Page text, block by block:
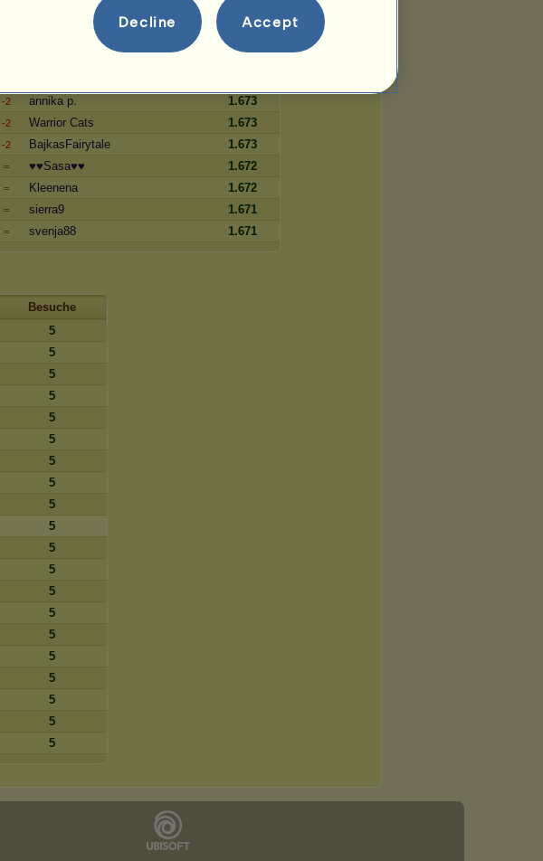
1.674
-2 annika p.
1.673
-2 Warrior Cats
1.673
-2 BajkasFairytale
1.673
= ♥♥Sasa♥♥
1.672
= Kleenena
1.672
= sierra9
1.671
= svenja88 1.671
Besuche
5
5
5
5
5
5
5
5
5
5
5
5
5
5
5
5
5
5
5
5
Decline Accept